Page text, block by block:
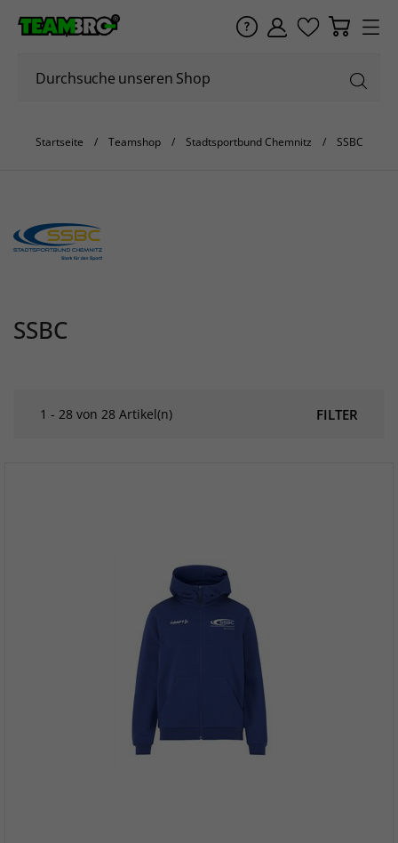
Startseite Teamshop Stadtsportbund Chemnitz SSBC
SSBC
FILTER
1 - 28 von 28 Artikel(n)